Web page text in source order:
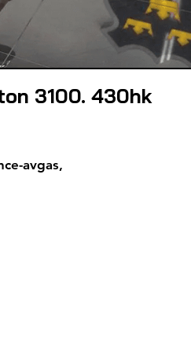
3100. 430hk
avgas,